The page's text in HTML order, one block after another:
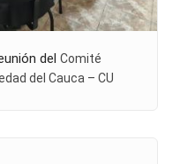
del Comité
del Cauca – CU